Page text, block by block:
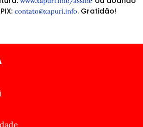
contato@xapuri.info. Gratidão!